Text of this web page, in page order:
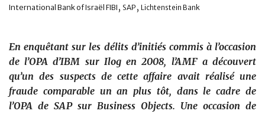
International Bank of Israël FIBI , SAP , Lichtenstein Bank
En enquêtant sur les délits d’initiés commis à l’occasion
de l’OPA d’IBM sur Ilog en 2008, l’AMF a découvert
qu’un des suspects de cette affaire avait réalisé une
fraude comparable un an plus tôt, dans le cadre de
l’OPA de SAP sur Business Objects. Une occasion de